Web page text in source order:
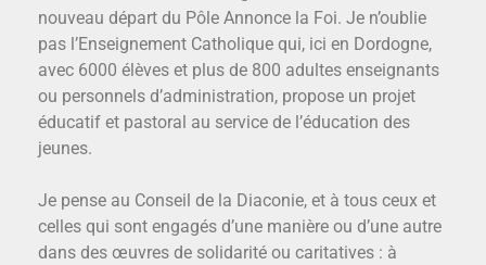
nouveau départ du Pôle Annonce la Foi. Je n’oublie
pas l’Enseignement Catholique qui, ici en Dordogne,
avec 6000 élèves et plus de 800 adultes enseignants
ou personnels d’administration, propose un projet
éducatif et pastoral au service de l’éducation des
jeunes.
Je pense au Conseil de la Diaconie, et à tous ceux et
celles qui sont engagés d’une manière ou d’une autre
dans des œuvres de solidarité ou caritatives : à